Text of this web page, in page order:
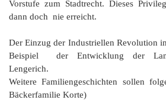
Vorstufe zum Stadtrecht. Dieses
dann doch nie erreicht.
Der Einzug der Industriellen Revolution
Beispiel der Entwicklung der
Lengerich.
Weitere Familiengeschichten sollen
Bäckerfamilie Korte)